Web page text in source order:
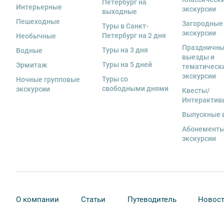
экскурсанта. В случае утери или порчи
стоимость комплекта в размере 5500 руб. 00 коп.
Внимание! В составе экскурсионного маршрута
интерьеры могут быть недоступны по решению
Интерьерные
Пешеходные
Необычные
Водные
Эрмитаж
Ночные групповые
экскурсии
Петербург на
выходные
Туры в Санкт-
Петербург на 2 дня
Туры на 3 дня
Туры на 5 дней
Туры со
свободными днями
экскурсии
Загородные
экскурсии
выезды и
экскурсии
Квесты/
Выпускные
экскурсии
О компании Статьи Путеводитель